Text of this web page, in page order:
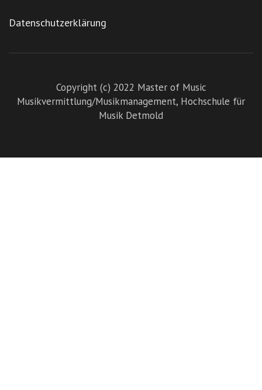
Datenschutzerklärung
Copyright (c) 2022 Master of Music
Musikvermittlung/Musikmanagement, Hochschule für
Musik Detmold